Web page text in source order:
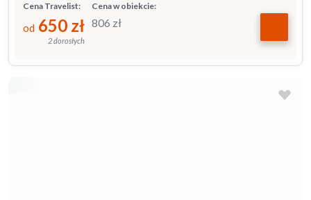
Cena w obiekcie:
806 zł
Cena Travelist:
od 650 zł
2 dorosłych